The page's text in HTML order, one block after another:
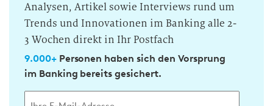
Analysen, Artikel sowie Interviews rund um
Trends und Innovationen im Banking alle 2-
3 Wochen direkt in Ihr Postfach
9.000+Personen haben sich den Vorsprung
im Banking bereits gesichert.